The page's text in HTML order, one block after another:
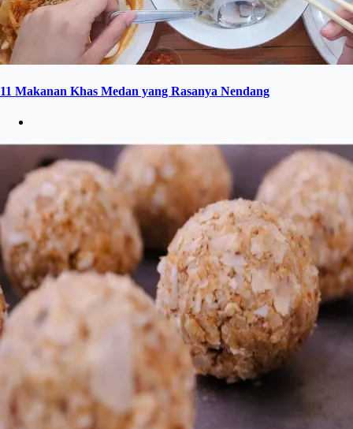
11 Makanan Khas Medan yang Rasanya Nendang